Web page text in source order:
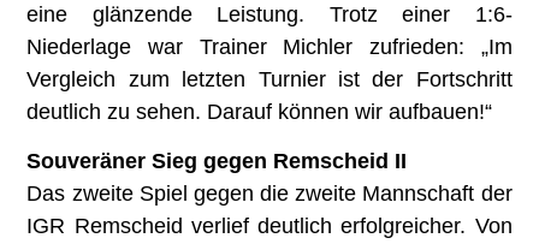
eine glänzende Leistung. Trotz einer 1:6-
Niederlage war Trainer Michler zufrieden: „Im
Vergleich zum letzten Turnier ist der Fortschritt
deutlich zu sehen. Darauf können wir aufbauen!“
Souveräner Sieg gegen Remscheid II
Das zweite Spiel gegen die zweite Mannschaft der
IGR Remscheid verlief deutlich erfolgreicher. Von